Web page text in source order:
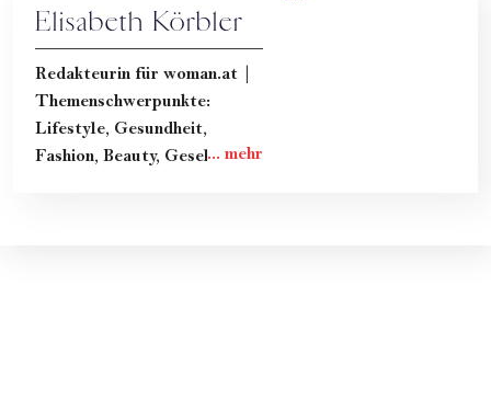
Elisabeth Körbler
Redakteurin für woman.at |
Themenschwerpunkte:
Lifestyle, Gesundheit,
Fashion, Beauty, Gesellschaft